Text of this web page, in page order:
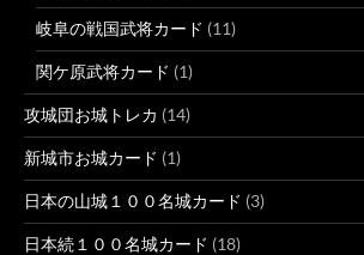
岐阜の戦国武将カード (11)
関ケ原武将カード (1)
攻城団お城トレカ (14)
新城市お城カード (1)
日本の山城１００名城カード (3)
日本続１００名城カード (18)